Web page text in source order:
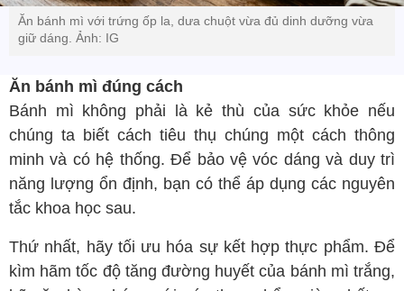
Ăn bánh mì với trứng ốp la, dưa chuột vừa đủ dinh dưỡng vừa
giữ dáng. Ảnh: IG
Ăn bánh mì đúng cách
Bánh mì không phải là kẻ thù của sức khỏe nếu
chúng ta biết cách tiêu thụ chúng một cách thông
minh và có hệ thống. Để bảo vệ vóc dáng và duy trì
năng lượng ổn định, bạn có thể áp dụng các nguyên
tắc khoa học sau.
Thứ nhất, hãy tối ưu hóa sự kết hợp thực phẩm. Để
kìm hãm tốc độ tăng đường huyết của bánh mì trắng,